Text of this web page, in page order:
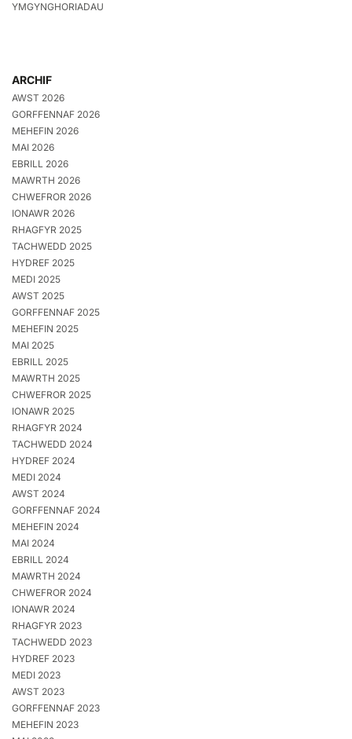
YMGYNGHORIADAU
ARCHIF
AWST 2026
GORFFENNAF 2026
MEHEFIN 2026
MAI 2026
EBRILL 2026
MAWRTH 2026
CHWEFROR 2026
IONAWR 2026
RHAGFYR 2025
TACHWEDD 2025
HYDREF 2025
MEDI 2025
AWST 2025
GORFFENNAF 2025
MEHEFIN 2025
MAI 2025
EBRILL 2025
MAWRTH 2025
CHWEFROR 2025
IONAWR 2025
RHAGFYR 2024
TACHWEDD 2024
HYDREF 2024
MEDI 2024
AWST 2024
GORFFENNAF 2024
MEHEFIN 2024
MAI 2024
EBRILL 2024
MAWRTH 2024
CHWEFROR 2024
IONAWR 2024
RHAGFYR 2023
TACHWEDD 2023
HYDREF 2023
MEDI 2023
AWST 2023
GORFFENNAF 2023
MEHEFIN 2023